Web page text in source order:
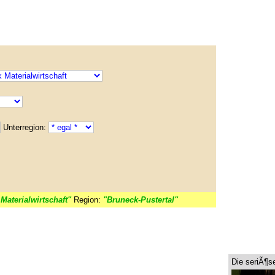
Unterregion:
Region: "Bruneck-Pustertal"
Die